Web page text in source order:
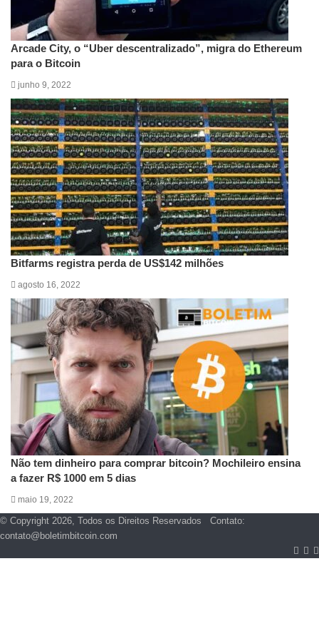
Arcade City, o “Uber descentralizado”, migra do Ethereum
para o Bitcoin
junho 9, 2022
Bitfarms registra perda de US$142 milhões
agosto 16, 2022
Não tem dinheiro para comprar bitcoin? Mochileiro ensina
a fazer R$ 1000 em 5 dias
maio 19, 2022
© Copyright 2026, Todos os Direitos Reservados Contato:
contato@boletimbitcoin.com